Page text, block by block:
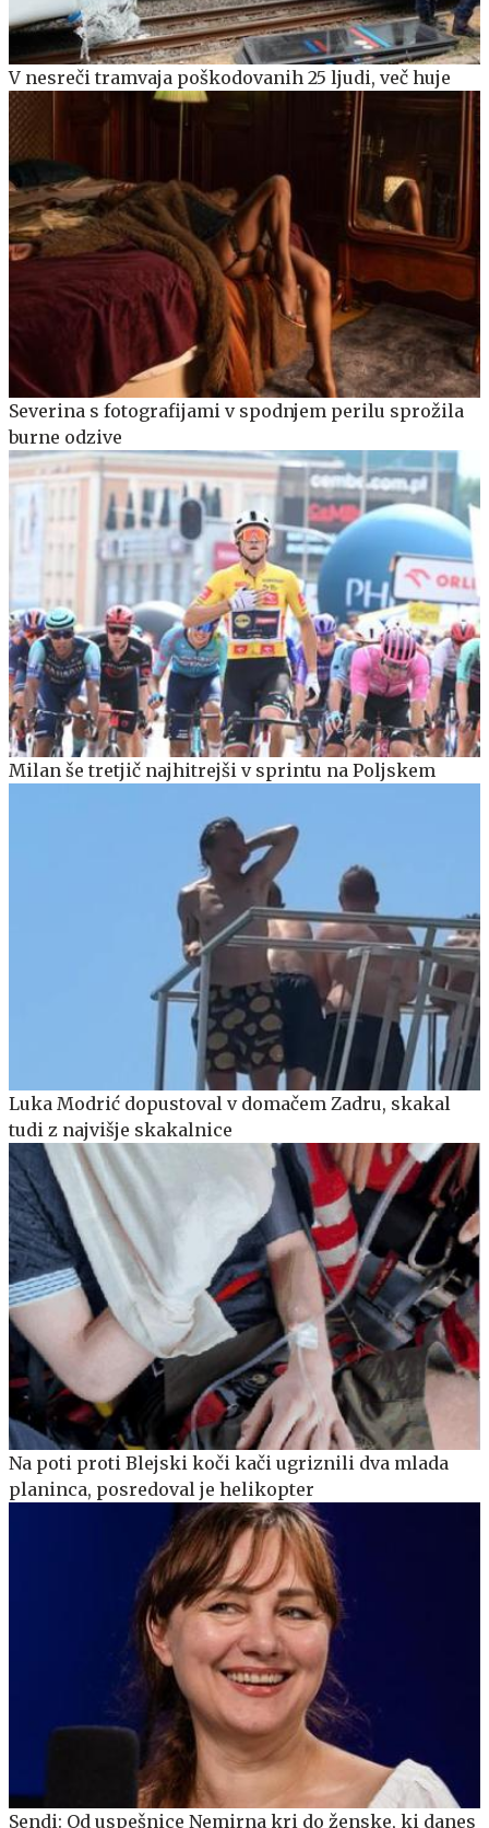
V nesreči tramvaja poškodovanih 25 ljudi, več huje
Severina s fotografijami v spodnjem perilu sprožila
burne odzive
Milan še tretjič najhitrejši v sprintu na Poljskem
Luka Modrić dopustoval v domačem Zadru, skakal
tudi z najvišje skakalnice
Na poti proti Blejski koči kači ugriznili dva mlada
planinca, posredoval je helikopter
Sendi: Od uspešnice Nemirna kri do ženske, ki danes